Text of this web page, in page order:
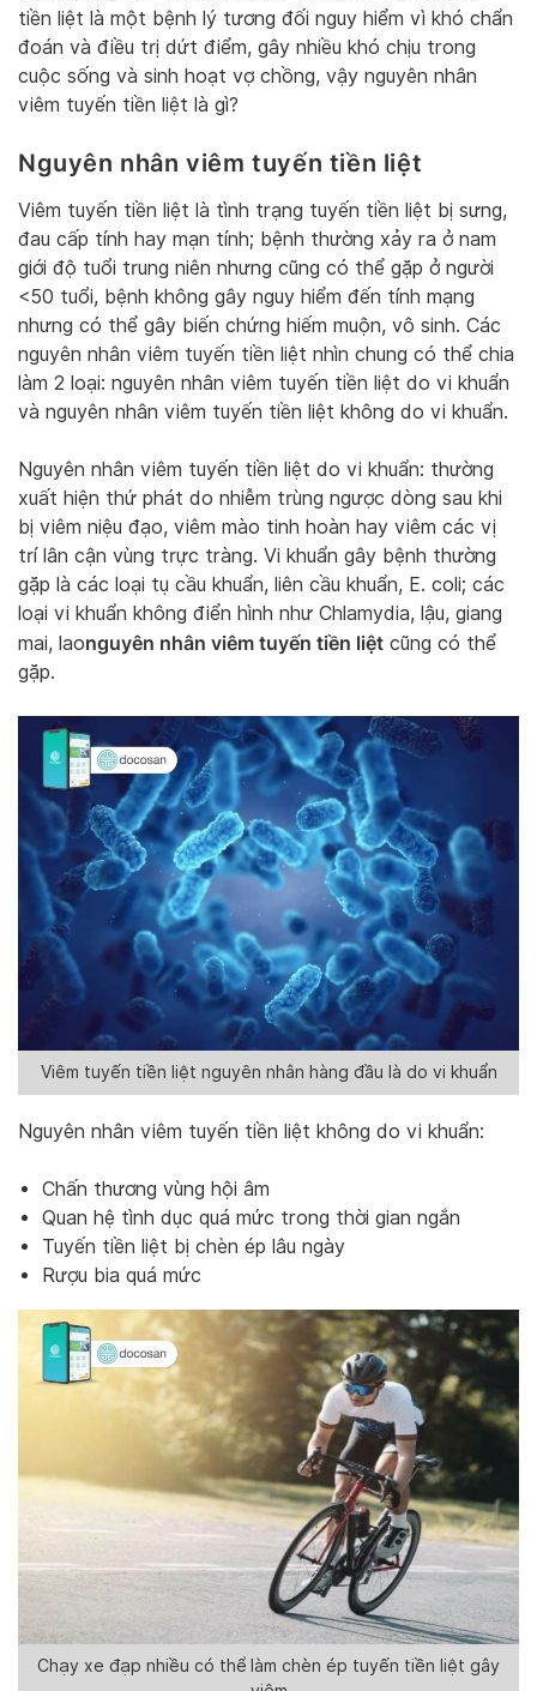
tiền liệt là một bệnh lý tương đối nguy hiểm vì khó chẩn
đoán và điều trị dứt điểm, gây nhiều khó chịu trong
cuộc sống và sinh hoạt vợ chồng, vậy nguyên nhân
viêm tuyến tiền liệt là gì?
Nguyên nhân viêm tuyến tiền liệt
Viêm tuyến tiền liệt là tình trạng tuyến tiền liệt bị sưng,
đau cấp tính hay mạn tính; bệnh thường xảy ra ở nam
giới độ tuổi trung niên nhưng cũng có thể gặp ở người
<50 tuổi, bệnh không gây nguy hiểm đến tính mạng
nhưng có thể gây biến chứng hiếm muộn, vô sinh. Các
nguyên nhân viêm tuyến tiền liệt nhìn chung có thể chia
làm 2 loại: nguyên nhân viêm tuyến tiền liệt do vi khuẩn
và nguyên nhân viêm tuyến tiền liệt không do vi khuẩn.
Nguyên nhân viêm tuyến tiền liệt do vi khuẩn: thường
xuất hiện thứ phát do nhiễm trùng ngược dòng sau khi
bị viêm niệu đạo, viêm mào tinh hoàn hay viêm các vị
trí lân cận vùng trực tràng. Vi khuẩn gây bệnh thường
gặp là các loại tụ cầu khuẩn, liên cầu khuẩn, E. coli; các
loại vi khuẩn không điển hình như Chlamydia, lậu, giang
mai, laonguyên nhân viêm tuyến tiền liệt cũng có thể
gặp.
Viêm tuyến tiền liệt nguyên nhân hàng đầu là do vi khuẩn
Nguyên nhân viêm tuyến tiền liệt không do vi khuẩn:
Chấn thương vùng hội âm
Quan hệ tình dục quá mức trong thời gian ngắn
Tuyến tiền liệt bị chèn ép lâu ngày
Rượu bia quá mức
Chạy xe đạp nhiều có thể làm chèn ép tuyến tiền liệt gây